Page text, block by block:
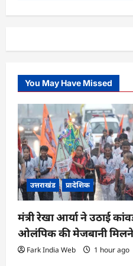
You May Have Missed
उत्तराखंड प्रादेशिक
मंत्री रेखा आर्या ने उठाई
ओलंपिक की मेजबानी
Fark India Web 1 hour ago